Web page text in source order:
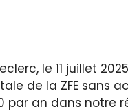
le 11 juillet
de la ZFE sans
par an dans notre